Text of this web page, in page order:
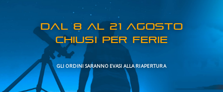
PRODOTTI
LEARN & FUN
MARCHI